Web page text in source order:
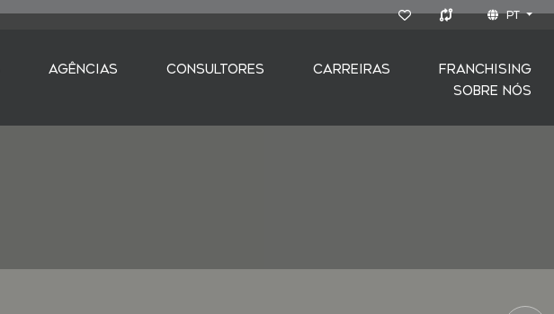
PT
AGÊNCIAS CONSULTORES CARREIRAS
FRANCHISING
SOBRE NÓS